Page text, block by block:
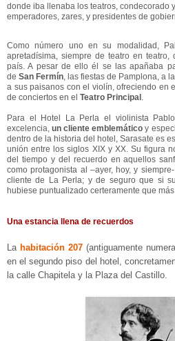
donde iba llenaba los teatros, condecorado
emperadores, zares, y presidentes de
Como número uno en su modalidad,
apretadísima, siempre de teatro en
país. A pesar de ello él se las apañaba
de San Fermín, las fiestas de Pamplona, a
a sus paisanos con el violín, ofreciendo en
de conciertos en el Teatro Principal .
Para el Hotel La Perla el violinista
excelencia,un cliente emblemático y
dentro de la historia del hotel, Sarasate es
unión entre los siglos XIX y XX. Su figura
del tiempo y del recuerdo en aquellos
como protagonista al –ayer, hoy, y
cliente de La Perla; y de seguro que si
hubiese puntualizado certeramente que
Una estancia llena de recuerdos
La habitación 207 (antiguamente
en el segundo piso del hotel,
la calle Chapitela y la Plaza del Castillo.